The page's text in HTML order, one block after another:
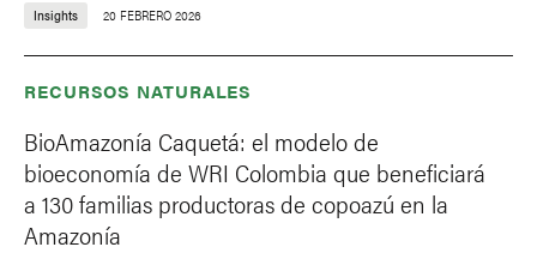
Insights 20 FEBRERO 2026
RECURSOS NATURALES
BioAmazonía Caquetá: el modelo de
bioeconomía de WRI Colombia que beneficiará
a 130 familias productoras de copoazú en la
Amazonía